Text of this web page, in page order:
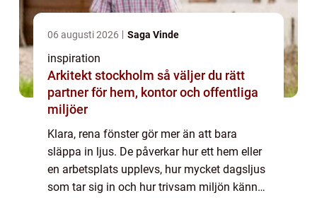
06 augusti 2026 Saga Vinde
inspiration
Arkitekt stockholm så väljer du rätt
partner för hem, kontor och offentliga
miljöer
Klara, rena fönster gör mer än att bara
släppa in ljus. De påverkar hur ett hem eller
en arbetsplats upplevs, hur mycket dagsljus
som tar sig in och hur trivsam miljön känns.